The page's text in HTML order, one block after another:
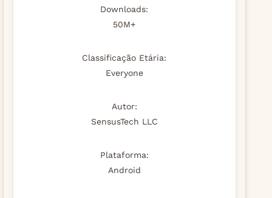
Downloads:
50M+
Classificação Etária:
Everyone
Autor:
SensusTech LLC
Plataforma:
Android